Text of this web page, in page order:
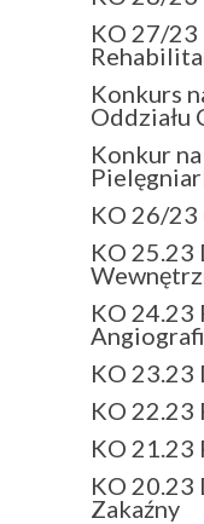
KO 27/23
Konkurs
Oddziału
Konkur
KO 26/23
KO 25.23
KO 24.23
KO 23.23
KO 22.23
KO 21.23
KO 20.23
Zakaźny